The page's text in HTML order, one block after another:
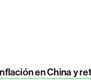
en China y